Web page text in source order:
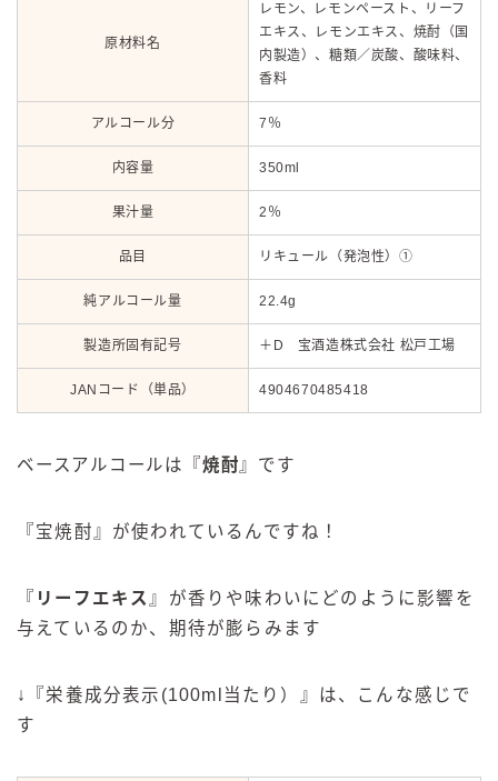
原材料名
レモン、レモンペースト、リーフ
エキス、レモンエキス、焼酎（国
内製造）、糖類／炭酸、酸味料、
香料
アルコール分 7％
内容量 350ml
果汁量 2％
品目 リキュール（発泡性）①
純アルコール量 22.4g
製造所固有記号 ＋D 宝酒造株式会社 松戸工場
JANコード（単品） 4904670485418
ベースアルコールは『焼酎 』です
『宝焼酎』が使われているんですね！
『 リーフエキス 』が香りや味わいにどのように影響を
与えているのか、期待が膨らみます
↓『栄養成分表示(100ml当たり）』は、こんな感じで
す